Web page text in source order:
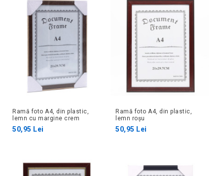
Ramă foto A4, din plastic,
lemn cu margine crem
50,95 Lei
Ramă foto A4, din plastic,
lemn roșu
50,95 Lei